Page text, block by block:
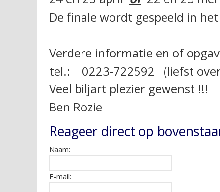
De finale wordt gespeeld in
Verdere informatie en of
tel.: 0223-722592 (liefst
Veel biljart plezier gewenst !!!
Ben Rozie
Reageer direct op
Naam:
E-mail: